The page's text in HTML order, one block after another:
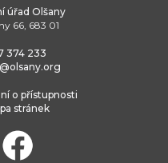
úřad Olšany
66, 683 01
374 233
o přístupnosti
stránek